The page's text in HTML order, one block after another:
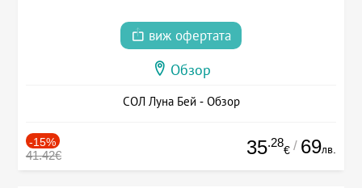
виж офертата
Обзор
СОЛ Луна Бей - Обзор
-15%
41.42€ 35.28
€ / 69лв.